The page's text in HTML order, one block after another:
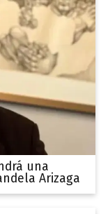
una
Arizaga